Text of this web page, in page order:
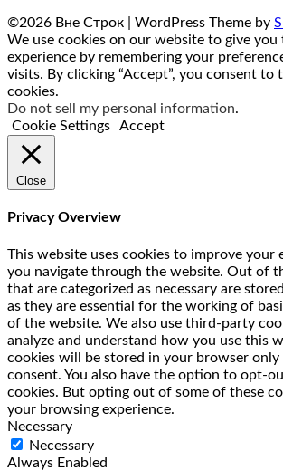
©2026 Вне Строк | WordPress Theme by
We use cookies on our website to give
experience by remembering your
visits. By clicking “Accept”, you consent to
cookies.
Do not sell my personal information.
Cookie Settings
Accept
Close
Privacy Overview
This website uses cookies to improve your
you navigate through the website. Out of
that are categorized as necessary are
as they are essential for the working of
of the website. We also use third-party
analyze and understand how you use this
cookies will be stored in your browser
consent. You also have the option to opt-
cookies. But opting out of some of these
your browsing experience.
Necessary
Necessary
Always Enabled